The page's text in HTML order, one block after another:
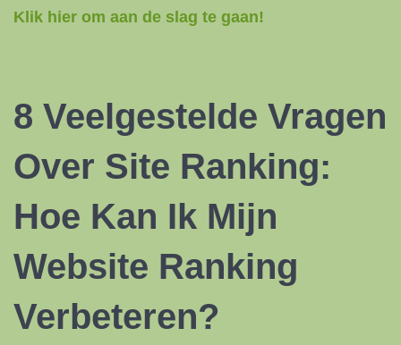
Klik hier om aan de slag te gaan!
8 Veelgestelde Vragen
Over Site Ranking:
Hoe Kan Ik Mijn
Website Ranking
Verbeteren?